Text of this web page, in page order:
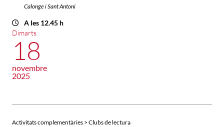
Calonge i Sant Antoni
A les 12.45 h
Dimarts
18
novembre
2025
Activitats complementàries > Clubs de lectura